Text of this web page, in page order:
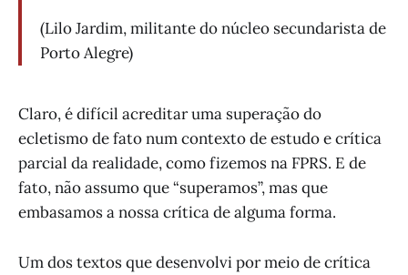
(Lilo Jardim, militante do núcleo secundarista de
Porto Alegre)
Claro, é difícil acreditar uma superação do
ecletismo de fato num contexto de estudo e crítica
parcial da realidade, como fizemos na FPRS. E de
fato, não assumo que “superamos”, mas que
embasamos a nossa crítica de alguma forma.
Um dos textos que desenvolvi por meio de crítica